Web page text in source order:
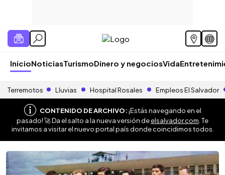
InicioNoticiasTurismoDinero y negociosVida
Terremotos Lluvias Hospital Rosales Empleos El Salvador
CONTENIDO DE ARCHIVO:¡Estás navegando en el
pasado! 🚀 Da el salto a la nueva versión deelsalvador.com . Te
invitamos a visitar el nuevo portal país donde coincidimos todos.